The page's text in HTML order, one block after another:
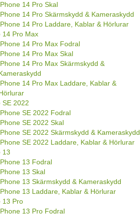
14 Pro Skal
14 Pro Skärmskydd & Kameraskydd
14 Pro Laddare, Kablar & Hörlurar
14 Pro Max
14 Pro Max Fodral
14 Pro Max Skal
14 Pro Max Skärmskydd &
14 Pro Max Laddare, Kablar &
SE 2022
SE 2022 Fodral
SE 2022 Skal
SE 2022 Skärmskydd & Kameraskydd
SE 2022 Laddare, Kablar & Hörlurar
13
13 Fodral
13 Skal
13 Skärmskydd & Kameraskydd
13 Laddare, Kablar & Hörlurar
13 Pro
13 Pro Fodral